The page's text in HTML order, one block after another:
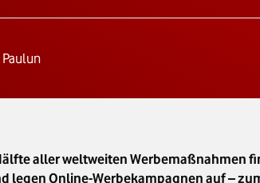
aller weltweiten Werbemaßnahmen
legen Online-Werbekampagnen auf –